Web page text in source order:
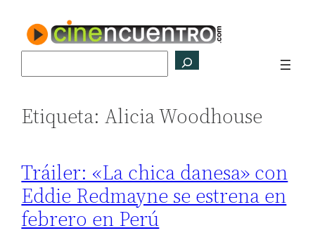
contenido
Etiqueta:Alicia Woodhouse
Tráiler: «La chica danesa» con
Eddie Redmayne se estrena en
febrero en Perú